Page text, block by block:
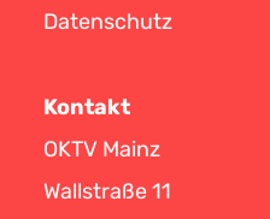
Datenschutz
Kontakt
OKTV Mainz
Wallstraße 11